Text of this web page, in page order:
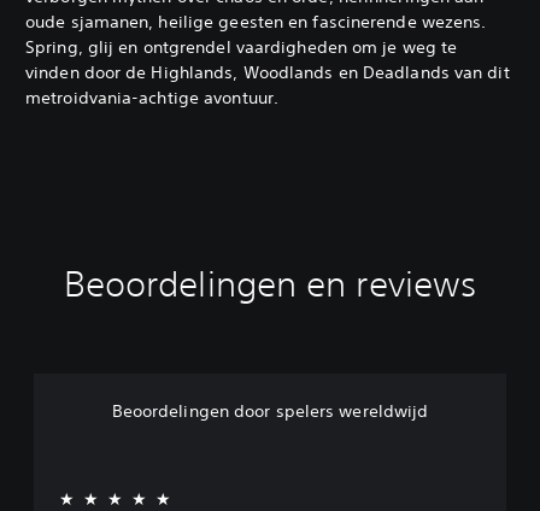
oude sjamanen, heilige geesten en fascinerende wezens.
Spring, glij en ontgrendel vaardigheden om je weg te
vinden door de Highlands, Woodlands en Deadlands van dit
metroidvania-achtige avontuur.
Beoordelingen en reviews
Beoordelingen door spelers wereldwijd
★★★★★